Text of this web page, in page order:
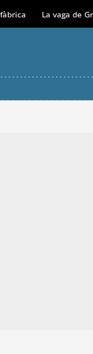
La vaga de